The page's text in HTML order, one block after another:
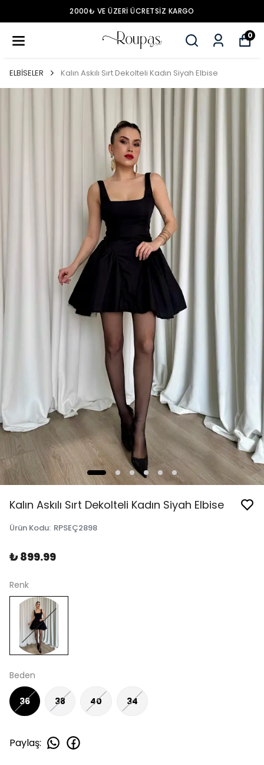
2000₺ VE ÜZERİ ÜCRETSİZ KARGO
0
ELBİSELER Kalın Askılı Sırt Dekolteli Kadın Siyah Elbise
Kalın Askılı Sırt Dekolteli Kadın Siyah Elbise
Ürün Kodu: RPSEÇ2898
₺ 899.99
Renk
Beden
36 38 40 34
Paylaş: